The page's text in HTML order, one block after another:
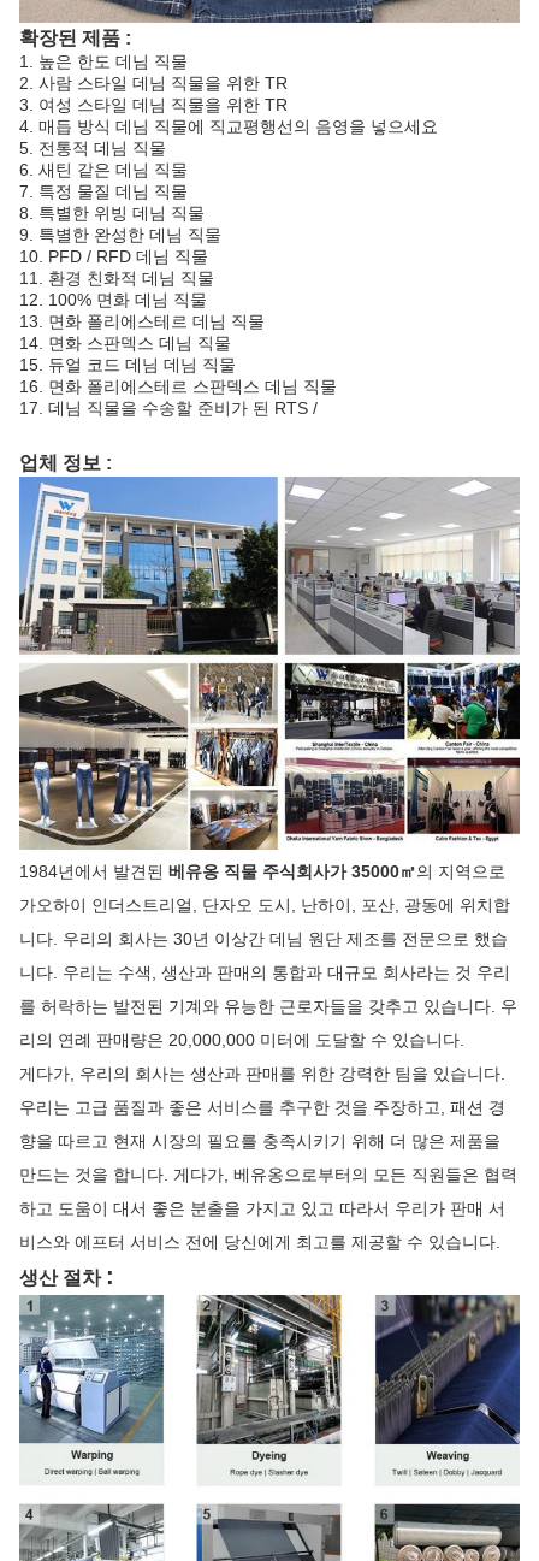
확장된 제품 :
1. 높은 한도 데님 직물
2. 사람 스타일 데님 직물을 위한 TR
3. 여성 스타일 데님 직물을 위한 TR
4. 매듭 방식 데님 직물에 직교평행선의 음영을 넣으세요
5. 전통적 데님 직물
6. 새틴 같은 데님 직물
7. 특정 물질 데님 직물
8. 특별한 위빙 데님 직물
9. 특별한 완성한 데님 직물
10. PFD / RFD 데님 직물
11. 환경 친화적 데님 직물
12. 100% 면화 데님 직물
13. 면화 폴리에스테르 데님 직물
14. 면화 스판덱스 데님 직물
15. 듀얼 코드 데님 데님 직물
16. 면화 폴리에스테르 스판덱스 데님 직물
17. 데님 직물을 수송할 준비가 된 RTS /
업체 정보 :
1984년에서 발견된 베유옹 직물 주식회사가 35000㎡의 지역으로
가오하이 인더스트리얼, 단자오 도시, 난하이, 포산, 광동에 위치합
니다. 우리의 회사는 30년 이상간 데님 원단 제조를 전문으로 했습
니다. 우리는 수색, 생산과 판매의 통합과 대규모 회사라는 것 우리
를 허락하는 발전된 기계와 유능한 근로자들을 갖추고 있습니다. 우
리의 연례 판매량은 20,000,000 미터에 도달할 수 있습니다.
게다가, 우리의 회사는 생산과 판매를 위한 강력한 팀을 있습니다.
우리는 고급 품질과 좋은 서비스를 추구한 것을 주장하고, 패션 경
향을 따르고 현재 시장의 필요를 충족시키기 위해 더 많은 제품을
만드는 것을 합니다. 게다가, 베유옹으로부터의 모든 직원들은 협력
하고 도움이 대서 좋은 분출을 가지고 있고 따라서 우리가 판매 서
비스와 에프터 서비스 전에 당신에게 최고를 제공할 수 있습니다.
생산 절차 :